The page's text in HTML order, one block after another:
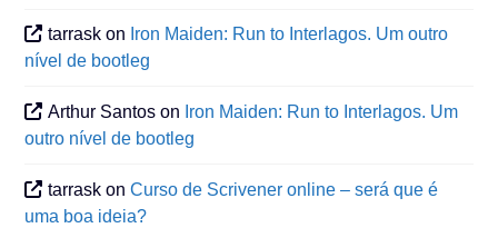
tarrask on Iron Maiden: Run to Interlagos. Um outro
nível de bootleg
Arthur Santos on Iron Maiden: Run to Interlagos. Um
outro nível de bootleg
tarrask onCurso de Scrivener online – será que é
uma boa ideia?